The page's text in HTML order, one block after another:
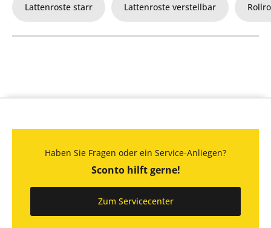
Lattenroste starr Lattenroste verstellbar
Haben Sie Fragen oder ein Service-Anliegen?
Sconto hilft gerne!
Zum Servicecenter